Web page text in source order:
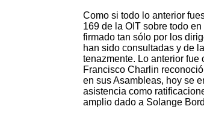
Como si todo lo anterior
169 de la OIT sobre todo
firmado tan sólo por los
han sido consultadas y de
tenazmente. Lo anterior
Francisco Charlin
en sus Asambleas, hoy se
asistencia como
amplio dado a Solange